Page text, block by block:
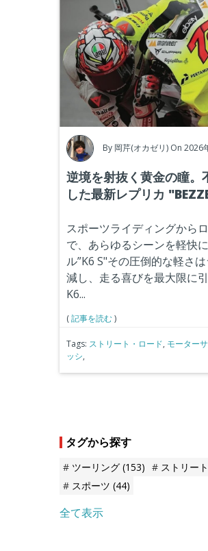
By 岡芹(オカゼリ) On 2026
逆境を射抜く黄金の瞳。
した最新レプリカ
スポーツライディングから
で、あらゆるシーンを軽快
ル”K6 S"その圧倒的な軽さ
減し、走る喜びを最大限に
K6...
(記事を読む)
Tags: ストリート・ロード, モーター
ッシ,
タグから探す
ツーリング (153) ストリー
スポーツ (44)
全て表示